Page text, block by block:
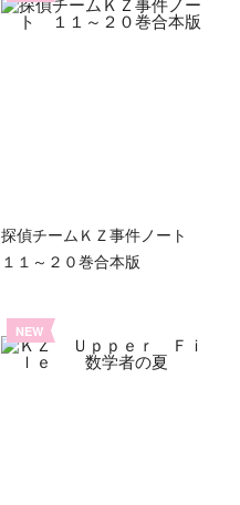
探偵チームＫＺ事件ノート
１１～２０巻合本版
NEW